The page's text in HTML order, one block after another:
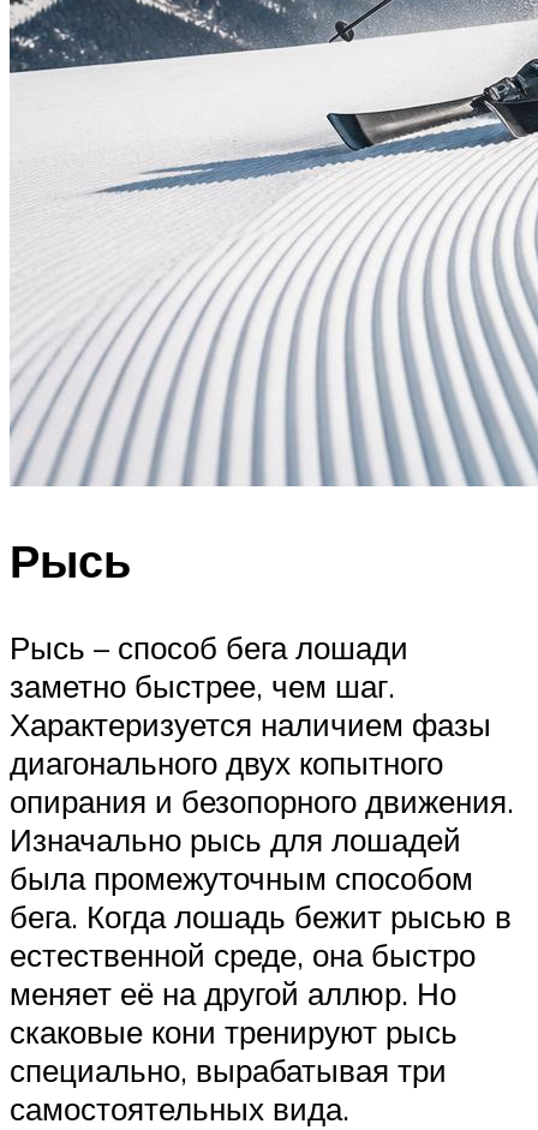
Рысь
Рысь – способ бега лошади
заметно быстрее, чем шаг.
Характеризуется наличием фазы
диагонального двух копытного
опирания и безопорного движения.
Изначально рысь для лошадей
была промежуточным способом
бега. Когда лошадь бежит рысью в
естественной среде, она быстро
меняет её на другой аллюр. Но
скаковые кони тренируют рысь
специально, вырабатывая три
самостоятельных вида.